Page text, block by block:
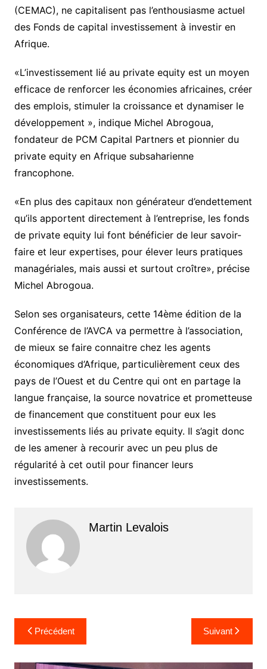
(CEMAC), ne capitalisent pas l’enthousiasme actuel
des Fonds de capital investissement à investir en
Afrique.
«L’investissement lié au private equity est un moyen
efficace de renforcer les économies africaines, créer
des emplois, stimuler la croissance et dynamiser le
développement », indique Michel Abrogoua,
fondateur de PCM Capital Partners et pionnier du
private equity en Afrique subsaharienne
francophone.
«En plus des capitaux non générateur d’endettement
qu’ils apportent directement à l’entreprise, les fonds
de private equity lui font bénéficier de leur savoir-
faire et leur expertises, pour élever leurs pratiques
managériales, mais aussi et surtout croître», précise
Michel Abrogoua.
Selon ses organisateurs, cette 14ème édition de la
Conférence de l’AVCA va permettre à l’association,
de mieux se faire connaitre chez les agents
économiques d’Afrique, particulièrement ceux des
pays de l’Ouest et du Centre qui ont en partage la
langue française, la source novatrice et prometteuse
de financement que constituent pour eux les
investissements liés au private equity. Il s’agit donc
de les amener à recourir avec un peu plus de
régularité à cet outil pour financer leurs
investissements.
Martin Levalois
Navigation
de
l’article
Précédent Suivant